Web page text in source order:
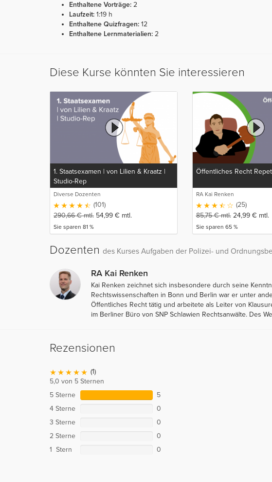
Enthaltene Vorträge: 2
Laufzeit: 1:19 h
Enthaltene Quizfragen: 12
Enthaltene Lernmaterialien: 2
Diese Kurse könnten Sie interessieren
1. Staatsexamen | von Lilien & Kraatz |
Studio-Rep
Diverse Dozenten
(101)
290,66€mtl. 54,99 € mtl.
Sie sparen 81 %
Öffentliches Recht
RA Kai Renken
(25)
85,75€mtl. 24,99 € mtl.
Sie sparen 65 %
Dozenten des Kurses Aufgaben der Polizei- und
RA Kai Renken
Kai Renken zeichnet sich insbesondere durch seine
Rechtswissenschaften in Bonn und Berlin war er unter
Öffentliches Recht tätig und arbeitete als Leiter von
im Berliner Büro von SNP Schlawien Rechtsanwälte. Des
Rezensionen
(1)
5,0 von 5 Sternen
5 Sterne
5
4 Sterne
0
3 Sterne
0
2 Sterne
0
1 Stern
0